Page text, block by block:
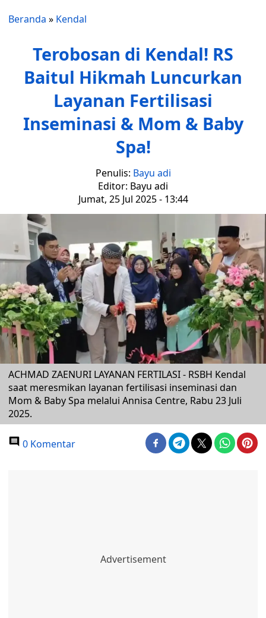
Beranda » Kendal
Terobosan di Kendal! RS
Baitul Hikmah Luncurkan
Layanan Fertilisasi
Inseminasi & Mom & Baby
Spa!
Penulis: Bayu adi
Editor: Bayu adi
Jumat, 25 Jul 2025 - 13:44
ACHMAD ZAENURI LAYANAN FERTILASI - RSBH Kendal
saat meresmikan layanan fertilisasi inseminasi dan
Mom & Baby Spa melalui Annisa Centre, Rabu 23 Juli
2025.
0 Komentar